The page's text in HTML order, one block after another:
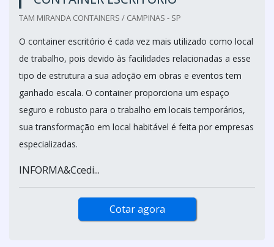
TAM MIRANDA CONTAINERS / CAMPINAS - SP
O container escritório é cada vez mais utilizado como local
de trabalho, pois devido às facilidades relacionadas a esse
tipo de estrutura a sua adoção em obras e eventos tem
ganhado escala. O container proporciona um espaço
seguro e robusto para o trabalho em locais temporários,
sua transformação em local habitável é feita por empresas
especializadas.
INFORMA&Ccedi...
Cotar agora